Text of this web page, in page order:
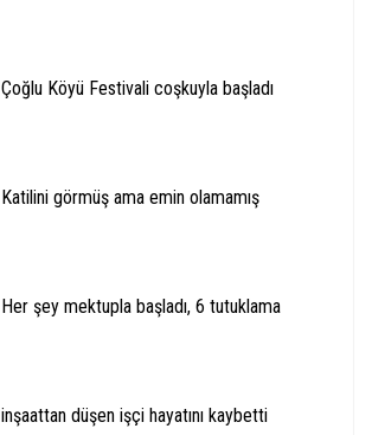
Çoğlu Köyü Festivali coşkuyla başladı
Katilini görmüş ama emin olamamış
Her şey mektupla başladı, 6 tutuklama
inşaattan düşen işçi hayatını kaybetti